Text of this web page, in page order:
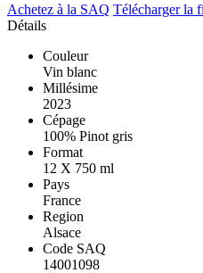
Achetez à la SAQ Télécharger la
Détails
Couleur
Vin blanc
Millésime
2023
Cépage
100% Pinot gris
Format
12 X 750 ml
Pays
France
Region
Alsace
Code SAQ
14001098